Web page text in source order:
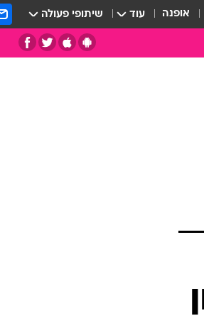
אופנה עוד שיתופי פעולה